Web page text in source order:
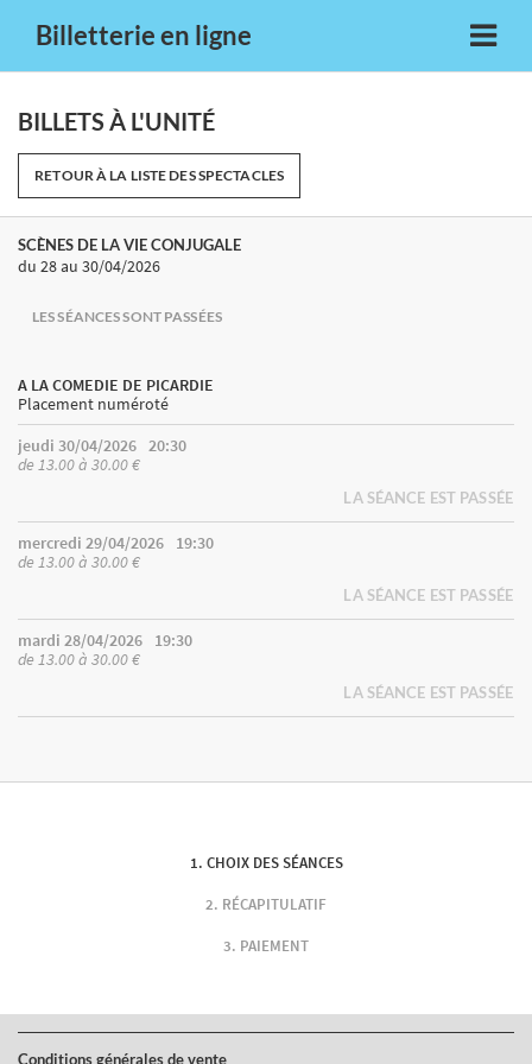
Billetterie en ligne
BILLETS À L'UNITÉ
RETOUR À LA LISTE DES SPECTACLES
SCÈNES DE LA VIE CONJUGALE
du 28au 30/04/2026
LES SÉANCES SONT PASSÉES
A LA COMEDIE DE PICARDIE
Placement numéroté
jeudi 30/04/2026 20:30
de 13.00 à 30.00 €
LA SÉANCE EST PASSÉE
mercredi 29/04/2026
19:30
de 13.00 à 30.00 €
LA SÉANCE EST PASSÉE
mardi 28/04/2026
19:30
de 13.00 à 30.00 €
LA SÉANCE EST PASSÉE
CHOIX DES SÉANCES
RÉCAPITULATIF
PAIEMENT
Conditions générales de vente